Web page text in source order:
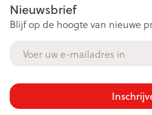
Nieuwsbrief
Blijf op de hoogte van nieuwe